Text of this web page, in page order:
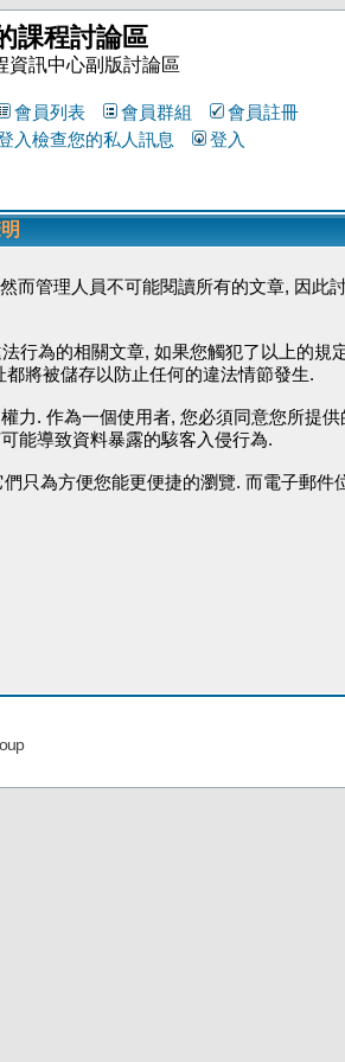
課程討論區
資訊中心副版討論區
會員列表 會員群組
會員註冊
入檢查您的私人訊息 登入
而管理人員不可能閱讀所有的文章, 因此
行為的相關文章, 如果您觸犯了以上的規
將被儲存以防止任何的違法情節發生.
力. 作為一個使用者, 您必須同意您所提
能導致資料暴露的駭客入侵行為.
只為方便您能更便捷的瀏覽. 而電子郵件